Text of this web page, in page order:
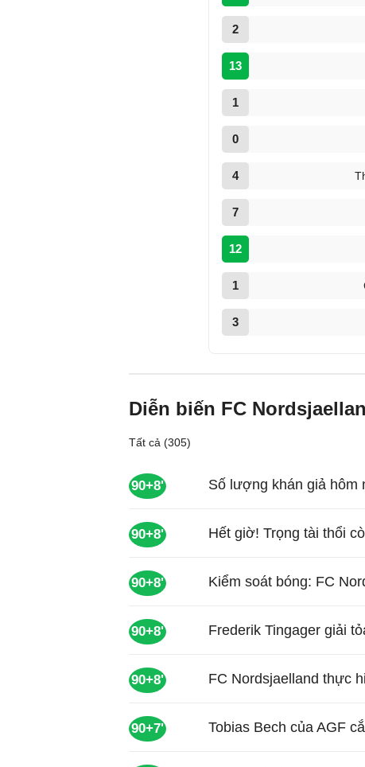
2
13
1
0
4
7
12
1
3
Diễn biến FC
Tất cả (305)
90+8' Số lượng khán giả hôm
90+8' Hết giờ! Trọng tài thổi
90+8' Kiểm soát bóng: FC
90+8' Frederik Tingager giải
90+8' FC Nordsjaelland thực
90+7' Tobias Bech của AGF